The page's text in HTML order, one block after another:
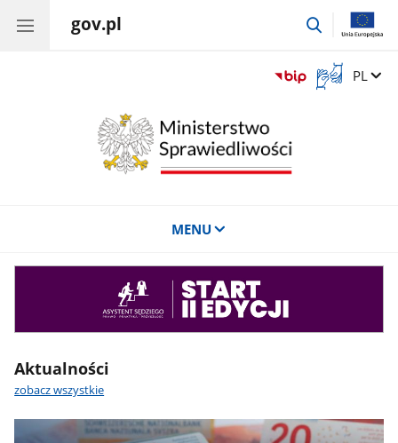
gov.pl
przejdź
Otwórz
okno
Zmień
PL
MENU
Aktualności
zobacz wszystkie